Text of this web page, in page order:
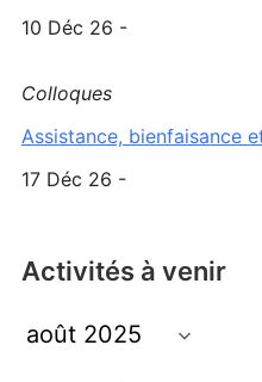
10 Déc 26 -
Colloques
Assistance, bienfaisance
17 Déc 26 -
Activités à venir